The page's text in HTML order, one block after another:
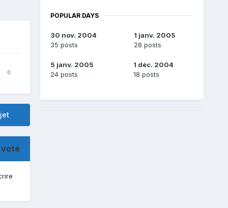
0
voté
POPULAR DAYS
30 nov. 2004
35 posts
1 janv. 2005
28 posts
5 janv. 2005
24 posts
1 déc. 2004
18 posts